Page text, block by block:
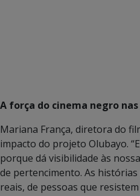
A força do cinema negro
Mariana França, diretora do
impacto do projeto Olubayo.
porque dá visibilidade às
de pertencimento. As
reais, de pessoas que